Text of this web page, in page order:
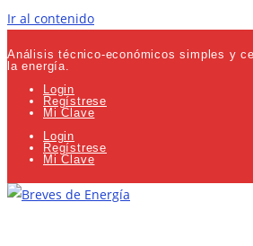
Ir al contenido
Análisis técnico-económicos simples y
la energía.
Login
Regístrese
Mi Clave
Login
Regístrese
Mi Clave